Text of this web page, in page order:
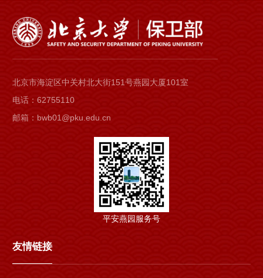
北京市海淀区中关村北大街151号燕园大厦101室
电话：62755110
邮箱：bwb01@pku.edu.cn
平安燕园服务号
友情链接